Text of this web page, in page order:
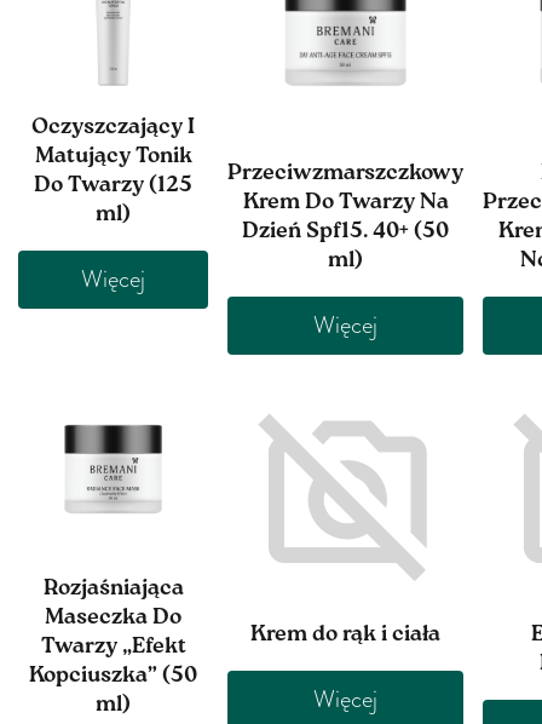
Oczyszczający I
Matujący Tonik
Do Twarzy (125
ml)
Więcej
Przeciwzmarszczkowy
Krem Do Twarzy Na
Dzień Spf15. 40+ (50
ml)
Więcej
Rozjaśniająca
Maseczka Do
Twarzy „Efekt
Kopciuszka” (50
ml)
Krem do rąk i ciała
Więcej